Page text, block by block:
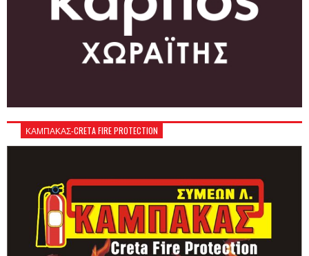
ΚΑΜΠΑΚΑΣ-CRETA FIRE PROTECTION